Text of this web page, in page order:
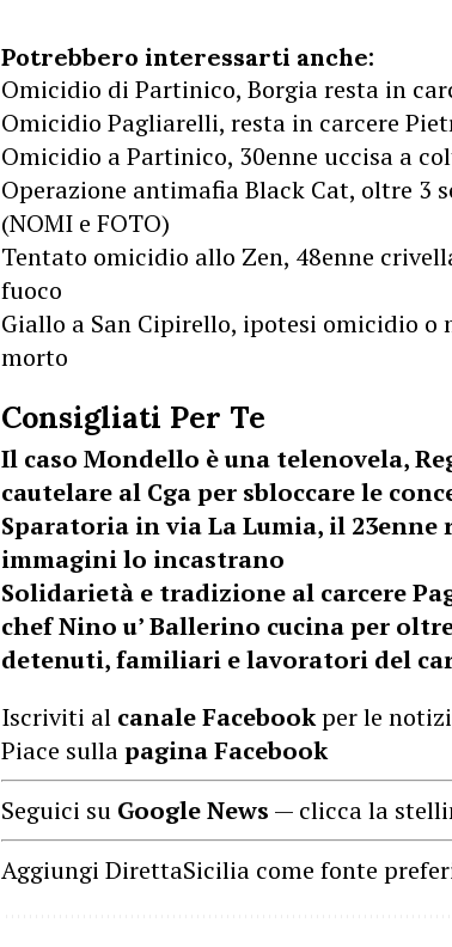
Potrebbero interessarti anche:
Omicidio di Partinico, Borgia resta in
Omicidio Pagliarelli, resta in carcere
Omicidio a Partinico, 30enne uccisa a
Operazione antimafia Black Cat, oltre 3
(NOMI e FOTO)
Tentato omicidio allo Zen, 48enne
fuoco
Giallo a San Cipirello, ipotesi omicidio o
morto
Consigliati Per Te
Il caso Mondello è una telenovela,
cautelare al Cga per sbloccare le
Sparatoria in via La Lumia, il 23enne
immagini lo incastrano
Solidarietà e tradizione al carcere
chef Nino u’ Ballerino cucina per
detenuti, familiari e lavoratori del
Iscriviti al canale Facebookper le
Piace sullapagina Facebook
Seguici su Google News — clicca la
Aggiungi DirettaSicilia come fonte